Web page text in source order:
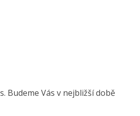
Budeme Vás v nejbližší době